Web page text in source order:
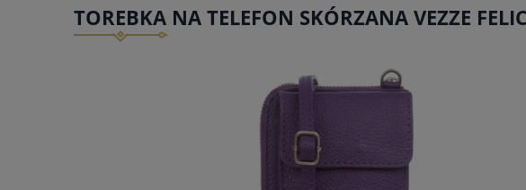
TOREBKA NA TELEFON SKÓRZANA VEZZE